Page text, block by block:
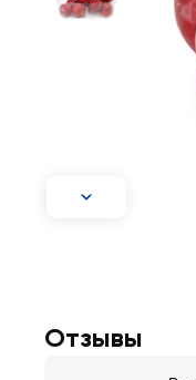
Отзывы